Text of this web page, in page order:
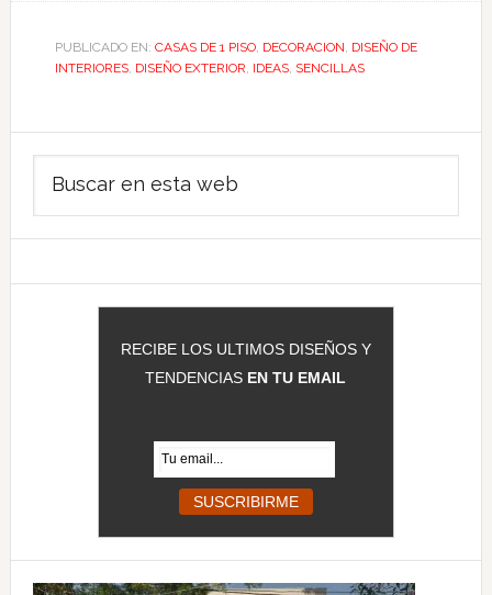
PUBLICADO EN: CASAS DE 1 PISO, DECORACION, DISEÑO DE
INTERIORES, DISEÑO EXTERIOR, IDEAS, SENCILLAS
Barra
lateral
principal
RECIBE LOS ULTIMOS DISEÑOS Y
TENDENCIAS EN TU EMAIL